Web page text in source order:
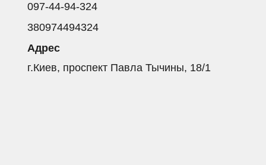
097-44-94-324
380974494324
Адрес
г.Киев, проспект Павла Тычины, 18/1